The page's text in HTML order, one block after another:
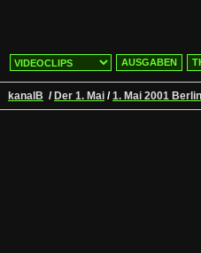
AUSGABEN
kanalB / Der 1. Mai /1. Mai 2001 Berlin